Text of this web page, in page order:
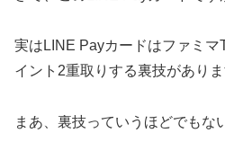
実はLINE Payカードはファミ
イント2重取りする裏技がありま
まあ、裏技っていうほどでもな